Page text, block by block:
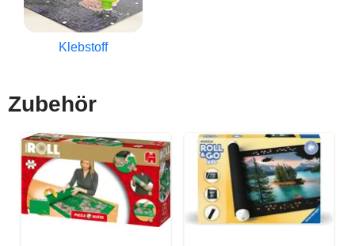
Klebstoff
Zubehör